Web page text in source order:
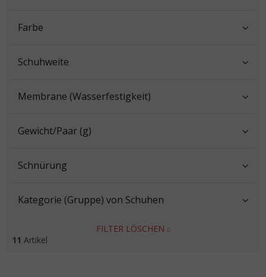
Farbe
Schuhweite
Membrane (Wasserfestigkeit)
Gewicht/Paar (g)
Schnürung
Kategorie (Gruppe) von Schuhen
FILTER LÖSCHEN
11 Artikel